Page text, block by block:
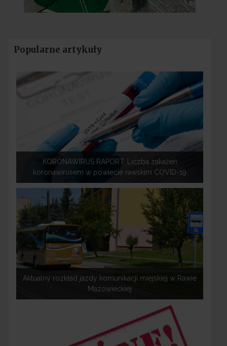
Popularne artykuły
KORONAWIRUS RAPORT: Liczba zakażeń
koronawirusem w powiecie rawskim COVID-19
Aktualny rozkład jazdy komunikacji miejskiej w Rawie
Mazowieckiej